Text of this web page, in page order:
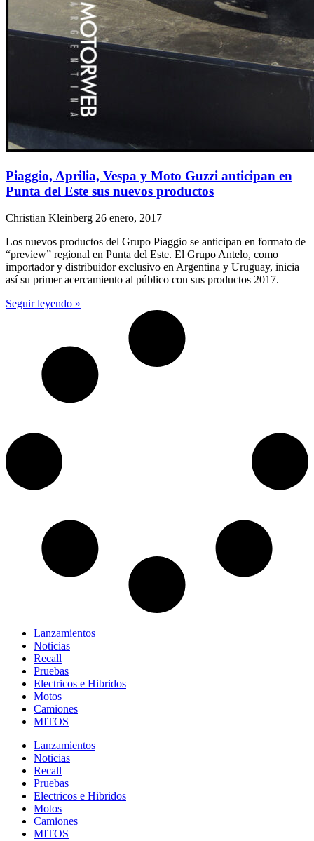
Piaggio, Aprilia, Vespa y Moto Guzzi anticipan en
Punta del Este sus nuevos productos
Christian Kleinberg 26 enero, 2017
Los nuevos productos del Grupo Piaggio se anticipan en formato de
“preview” regional en Punta del Este. El Grupo Antelo, como
importador y distribuidor exclusivo en Argentina y Uruguay, inicia
así su primer acercamiento al público con sus productos 2017.
Seguir leyendo »
Lanzamientos
Noticias
Recall
Pruebas
Electricos e Hibridos
Motos
Camiones
MITOS
Lanzamientos
Noticias
Recall
Pruebas
Electricos e Hibridos
Motos
Camiones
MITOS